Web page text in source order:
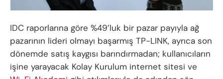
IDC raporlarına göre %49’luk bir pazar payıyla ağ
pazarının lideri olmayı başarmış TP-LINK, ayrıca son
dönemde satış kaygısı barındırmadan; kullanıcıların
işine yarayacak Kolay Kurulum internet sitesi ve